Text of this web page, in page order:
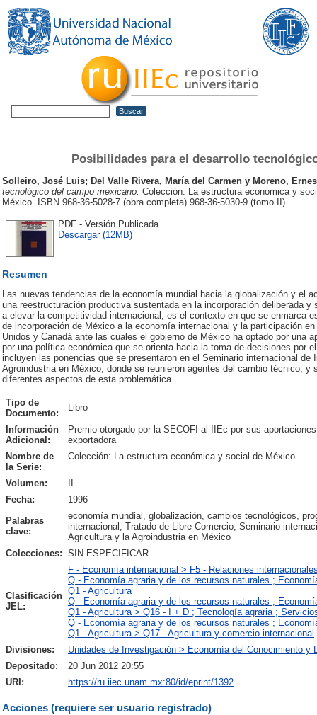
Posibilidades para el desarrollo
Solleiro, José Luis; Del Valle Rivera, María del Carmen y Moreno,
tecnológico del campo mexicano. Colección: La estructura económica y
México. ISBN 968-36-5028-7 (obra completa) 968-36-5030-9 (tomo II)
PDF - Versión Publicada
Descargar (12MB)
Resumen
Las nuevas tendencias de la economía mundial hacia la globalización y el
una reestructuración productiva sustentada en la incorporación deliberada
a elevar la competitividad internacional, es el contexto en que se enmarca
de incorporación de México a la economía internacional y la participación
Unidos y Canadá ante las cuales el gobierno de México ha optado por una
por una política económica que se orienta hacia la toma de decisiones por
incluyen las ponencias que se presentaron en el Seminario internacional de
Agroindustria en México, donde se reunieron agentes del cambio técnico, y
diferentes aspectos de esta problemática.
Tipo de
Documento:
Libro
Información
Adicional:
Premio otorgado por la SECOFI al IIEc por sus
exportadora
Nombre de
la Serie:
Colección: La estructura económica y social de México
Volumen:
Fecha:
1996
Palabras
clave:
economía mundial, globalización, cambios tecnológicos,
internacional, Tratado de Libre Comercio, Seminario
Agricultura y la Agroindustria en México
Colecciones: SIN ESPECIFICAR
Clasificación
JEL:
F - Economía internacional > F5 - Relaciones
Q - Economía agraria y de los recursos naturales ;
Q1 - Agricultura
Q - Economía agraria y de los recursos naturales ;
Q1 - Agricultura > Q16 - I + D ; Tecnología agraria ;
Q - Economía agraria y de los recursos naturales ;
Q1 - Agricultura > Q17 - Agricultura y comercio internacional
Divisiones:
Unidades de Investigación > Economía del Conocimiento y
Depositado:
20 Jun 2012 20:55
URI:
https://ru.iiec.unam.mx:80/id/eprint/1392
Acciones (requiere ser usuario registrado)